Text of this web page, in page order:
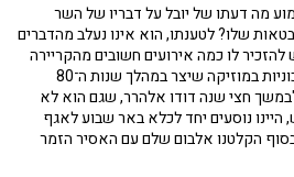
מה דעתו של יובל על דבריו של השר
שלו? לטענתו, הוא אינו נעלב מהדברים
לו כמה אירועים חשובים מהקריירה
שלו. למשל, ההשפעות הים תיכוניות במוזיקה שיצר במהלך שנות ה־80
חצי שנה דודו אלהרר, שגם הוא לא
היינו נוסעים יחד לכלא באר שבוע לאגף
הקלטנו אלבום שלם עם האסיר הזמר